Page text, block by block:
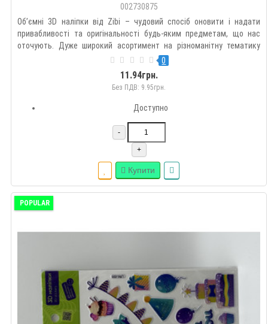
002730875
Об’ємні 3D наліпки від Zibi – чудовий спосіб оновити і надати
привабливості та оригінальності будь-яким предметам, що нас
оточують. Дуже широкий асортимент на різноманітну тематику
дозволить підібрати такі наклейки кожному на свій смак.
Оздоблюйте гаджети, зошити, блокноти, щоденники, пенали,
0
11.94грн.
Без ПДВ: 9.95грн.
Доступно
-
+
Купити
POPULAR